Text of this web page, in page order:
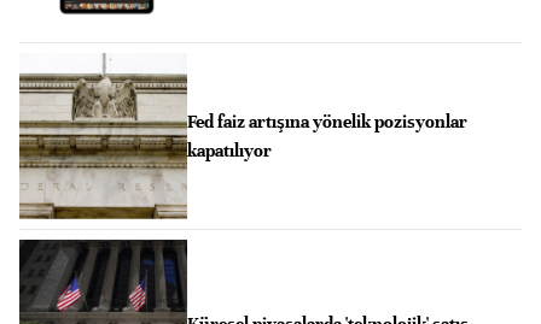
Fed faiz artışına yönelik pozisyonlar
kapatılıyor